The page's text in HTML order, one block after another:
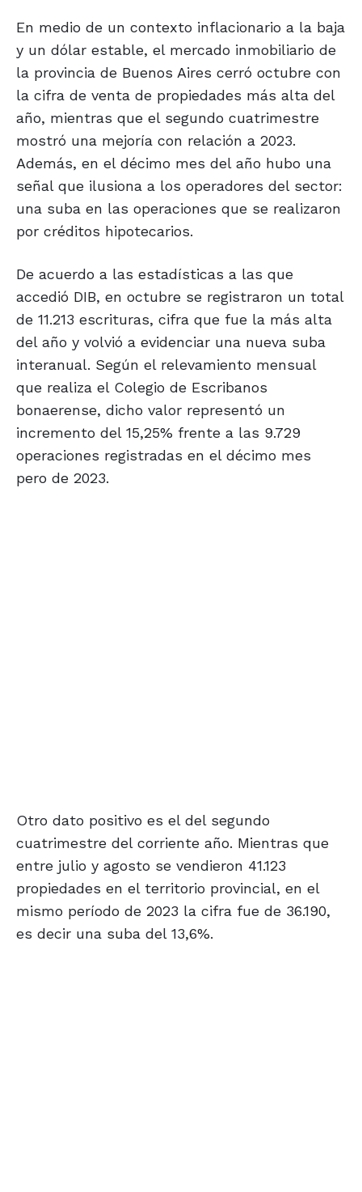
En medio de un contexto inflacionario a la baja
y un dólar estable, el mercado inmobiliario de
la provincia de Buenos Aires cerró octubre con
la cifra de venta de propiedades más alta del
año, mientras que el segundo cuatrimestre
mostró una mejoría con relación a 2023.
Además, en el décimo mes del año hubo una
señal que ilusiona a los operadores del sector:
una suba en las operaciones que se realizaron
por créditos hipotecarios.
De acuerdo a las estadísticas a las que
accedió DIB, en octubre se registraron un total
de 11.213 escrituras, cifra que fue la más alta
del año y volvió a evidenciar una nueva suba
interanual. Según el relevamiento mensual
que realiza el Colegio de Escribanos
bonaerense, dicho valor representó un
incremento del 15,25% frente a las 9.729
operaciones registradas en el décimo mes
pero de 2023.
Otro dato positivo es el del segundo
cuatrimestre del corriente año. Mientras que
entre julio y agosto se vendieron 41.123
propiedades en el territorio provincial, en el
mismo período de 2023 la cifra fue de 36.190,
es decir una suba del 13,6%.